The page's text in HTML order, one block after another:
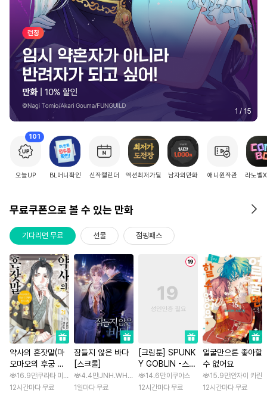
2 / 15
101
오늘UP BL머니확인 신작캘린더 액션최저가딜 남자의만화 애니원작관 라노벨
무료쿠폰으로 볼 수 있는 만화
기다리면 무료 선물 점핑패스
약사의 혼잣말(마
오마오의 후궁 수
수께끼 풀이수첩)
16.9만쿠라타 미노지 / 휴우가 나츠
12시간마다 무료
잠들지 않은 바다
[스크롤]
4.4만JNH.WH Studio / Lasso
1일마다 무료
[크림툰] SPUNK
Y GOBLIN -스펑
키 고블린- [스크
롤]
14.6만이쿠야스
12시간마다 무료
얼굴만으론 좋아할
수 없어요
15.9만안자이 카린
12시간마다 무료